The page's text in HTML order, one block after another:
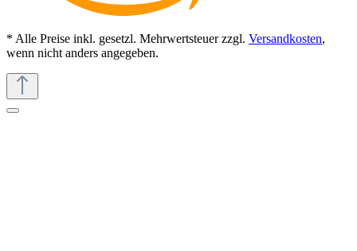
* Alle Preise inkl. gesetzl. Mehrwertsteuer zzgl. Versandkosten,
wenn nicht anders angegeben.